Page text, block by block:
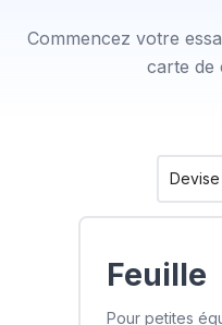
Commencez votre
carte de
Devise
Feuille
Pour petites